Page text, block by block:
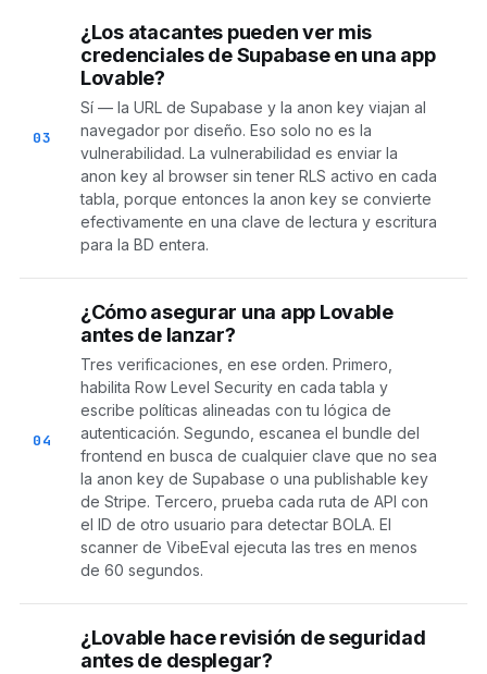
03
¿Los atacantes pueden ver mis
credenciales de Supabase en una app
Lovable?
Sí — la URL de Supabase y la anon key viajan al
navegador por diseño. Eso solo no es la
vulnerabilidad. La vulnerabilidad es enviar la
anon key al browser sin tener RLS activo en cada
tabla, porque entonces la anon key se convierte
efectivamente en una clave de lectura y escritura
para la BD entera.
04
¿Cómo asegurar una app Lovable
antes de lanzar?
Tres verificaciones, en ese orden. Primero,
habilita Row Level Security en cada tabla y
escribe políticas alineadas con tu lógica de
autenticación. Segundo, escanea el bundle del
frontend en busca de cualquier clave que no sea
la anon key de Supabase o una publishable key
de Stripe. Tercero, prueba cada ruta de API con
el ID de otro usuario para detectar BOLA. El
scanner de VibeEval ejecuta las tres en menos
de 60 segundos.
¿Lovable hace revisión de seguridad
antes de desplegar?